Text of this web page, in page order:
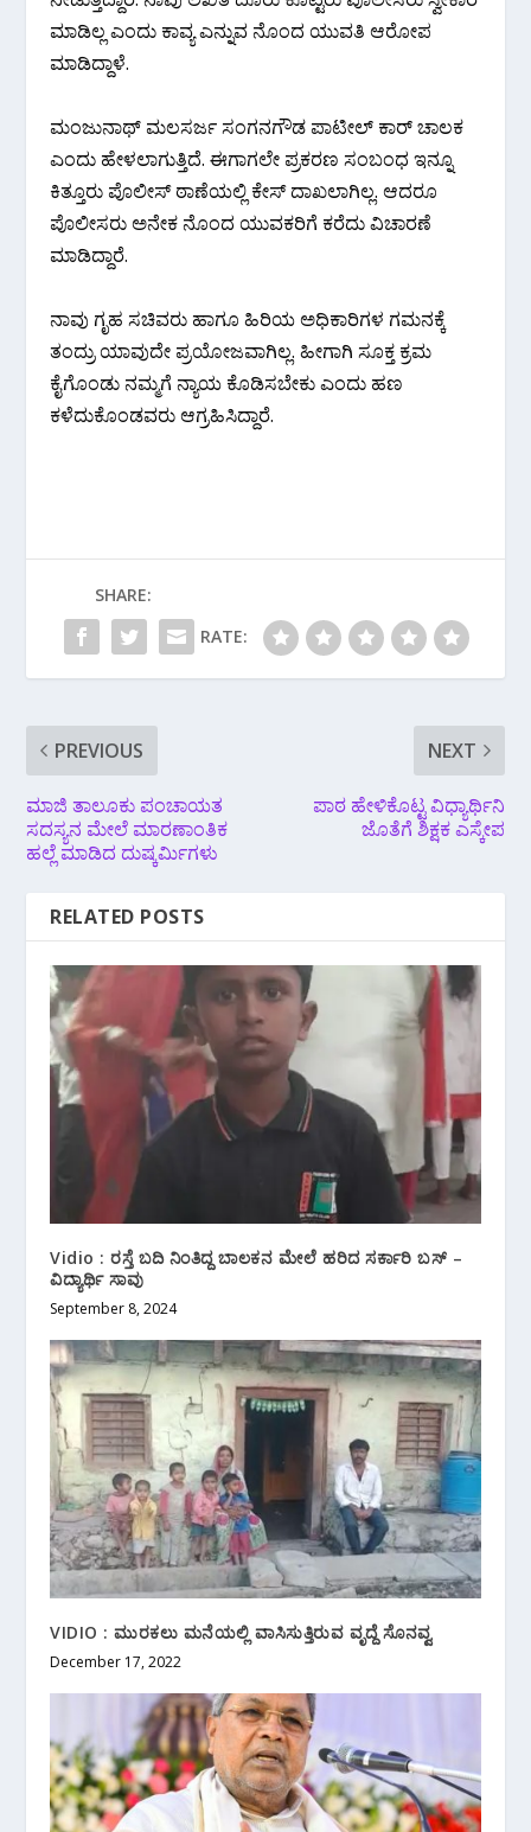
ಮಾಡಿಲ್ಲ ಎಂದು ಕಾವ್ಯ ಎನ್ನುವ ನೊಂದ ಯುವತಿ ಆರೋಪ
ಮಾಡಿದ್ದಾಳೆ.
ಮಂಜುನಾಥ್ ಮಲಸರ್ಜ ಸಂಗನಗೌಡ ಪಾಟೀಲ್ ಕಾರ್ ಚಾಲಕ
ಎಂದು ಹೇಳಲಾಗುತ್ತಿದೆ. ಈಗಾಗಲೇ ಪ್ರಕರಣ ಸಂಬಂಧ ಇನ್ನೂ
ಕಿತ್ತೂರು ಪೊಲೀಸ್ ಠಾಣೆಯಲ್ಲಿ ಕೇಸ್ ದಾಖಲಾಗಿಲ್ಲ. ಆದರೂ
ಪೊಲೀಸರು ಅನೇಕ ನೊಂದ ಯುವಕರಿಗೆ ಕರೆದು ವಿಚಾರಣೆ
ಮಾಡಿದ್ದಾರೆ.
ನಾವು ಗೃಹ ಸಚಿವರು ಹಾಗೂ ಹಿರಿಯ ಅಧಿಕಾರಿಗಳ ಗಮನಕ್ಕೆ
ತಂದ್ರು ಯಾವುದೇ ಪ್ರಯೋಜವಾಗಿಲ್ಲ. ಹೀಗಾಗಿ ಸೂಕ್ತ ಕ್ರಮ
ಕೈಗೊಂಡು ನಮ್ಮಗೆ ನ್ಯಾಯ ಕೊಡಿಸಬೇಕು ಎಂದು ಹಣ
ಕಳೆದುಕೊಂಡವರು ಆಗ್ರಹಿಸಿದ್ದಾರೆ.
SHARE:
RATE:
PREVIOUS
ಮಾಜಿ ತಾಲೂಕು ಪಂಚಾಯತ
ಸದಸ್ಯನ ಮೇಲೆ ಮಾರಣಾಂತಿಕ
ಹಲ್ಲೆ ಮಾಡಿದ ದುಷ್ಕರ್ಮಿಗಳು
NEXT
ಪಾಠ ಹೇಳಿಕೊಟ್ಟ ವಿಧ್ಯಾರ್ಥಿನಿ
ಜೊತೆಗೆ ಶಿಕ್ಷಕ ಎಸ್ಕೇಪ
RELATED POSTS
Vidio : ರಸ್ತೆ ಬದಿ ನಿಂತಿದ್ದ ಬಾಲಕನ ಮೇಲೆ ಹರಿದ ಸರ್ಕಾರಿ ಬಸ್ –
ವಿದ್ಯಾರ್ಥಿ ಸಾವು
September 8, 2024
VIDIO : ಮುರಕಲು ಮನೆಯಲ್ಲಿ ವಾಸಿಸುತ್ತಿರುವ ವೃದ್ದೆ ಸೊನವ್ವ
December 17, 2022